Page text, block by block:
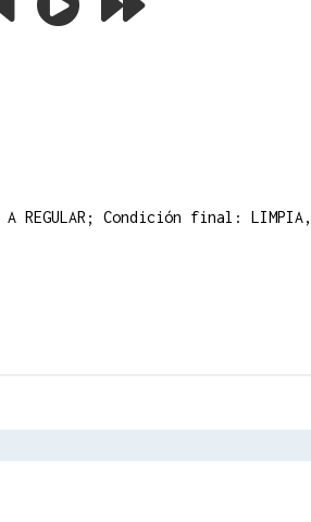
Condición final: LIMPIA,